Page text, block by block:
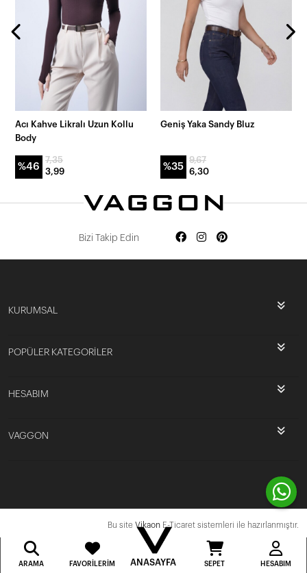
Acı Kahve Likralı Uzun Kollu
Body
%46
7,35
3,99
Geniş Yaka Sandy Bluz
%35
9,67
6,30
Bizi Takip Edin
KURUMSAL
POPÜLER KATEGORİLER
HESABIM
VAGGON
Bu site Vikaon E-Ticaret sistemleri ile hazırlanmıştır.
ARAMA FAVORILERIM ANASAYFA SEPET HESABIM